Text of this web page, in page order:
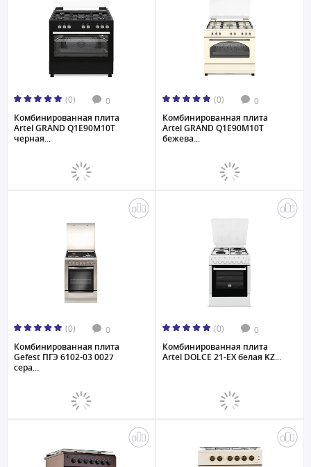
(0) 0
Комбинированная плита
Artel GRAND Q1E90M10T
черная...
(0) 0
Комбинированная плита
Artel GRAND Q1E90M10T
бежева...
(0) 0
Комбинированная плита
Gefest ПГЭ 6102-03 0027
сера...
(0) 0
Комбинированная плита
Artel DOLCE 21-EX белая KZ...